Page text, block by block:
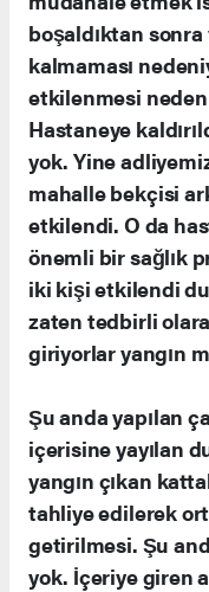
boşaldıktan
kalmaması
etkilenmesi
Hastaneye
yok. Yine
mahalle bekçisi
etkilendi. O da
önemli bir sağlık
iki kişi etkilendi
zaten tedbirli
giriyorlar yangın
Şu anda yapılan
içerisine yayılan
yangın çıkan
tahliye edilerek
getirilmesi. Şu
yok. İçeriye giren